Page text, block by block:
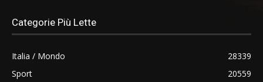
Categorie Più Lette
Italia / Mondo
28339
Sport
20559